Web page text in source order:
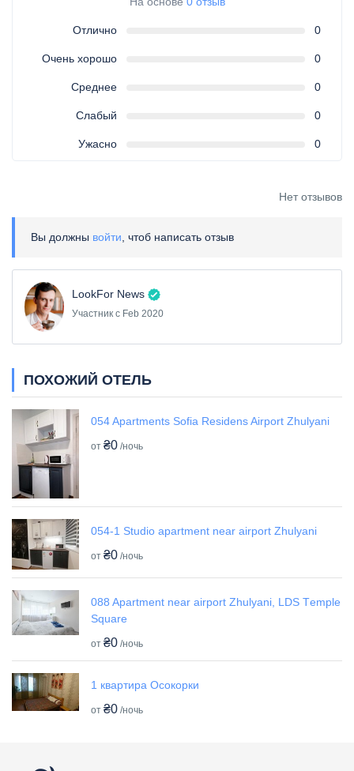
Отлично 0
Очень хорошо 0
Среднее 0
Слабый 0
Ужасно 0
Нет отзывов
Вы должны войти , чтоб написать отзыв
LookFor News
Участник с Feb 2020
ПОХОЖИЙ ОТЕЛЬ
054 Apartments Sofia Residens Airport Zhulyani
от ₴0 /ночь
054-1 Studio apartment near airport Zhulyani
от ₴0 /ночь
088 Apartment near airport Zhulyani, LDS Tеmple
Square
от ₴0 /ночь
1 квартира Осокорки
от ₴0 /ночь